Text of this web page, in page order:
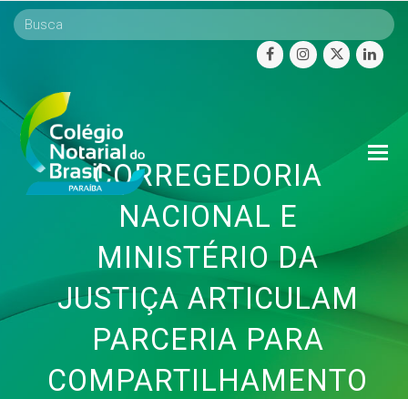
facebookinstagram
twitter
CORREGEDORIA
NACIONAL E
MINISTÉRIO DA
JUSTIÇA ARTICULAM
PARCERIA PARA
COMPARTILHAMENTO